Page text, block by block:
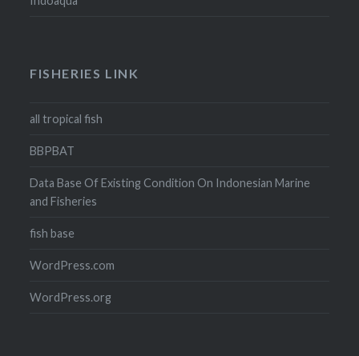
FISHERIES LINK
all tropical fish
BBPBAT
Data Base Of Existing Condition On Indonesian Marine
and Fisheries
fish base
WordPress.com
WordPress.org